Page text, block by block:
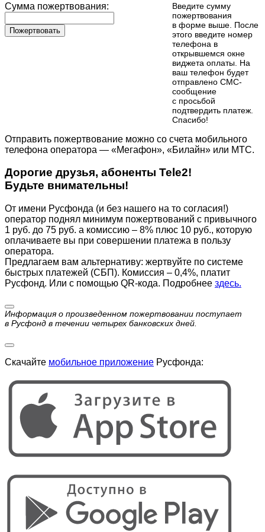
Сумма пожертвования:
Пожертвовать
Введите сумму
пожертвования
в форме выше. После
этого введите номер
телефона в
открывшемся окне
виджета оплаты. На
ваш телефон будет
отправлено СМС-
сообщение
с просьбой
подтвердить платеж.
Cпасибо!
Отправить пожертвование можно со счета мобильного
телефона оператора — «Мегафон», «Билайн» или МТС.
Дорогие друзья, абоненты Tele2!
Будьте внимательны!
От имени Русфонда (и без нашего на то согласия!)
оператор поднял минимум пожертвований с привычного
1 руб. до 75 руб. а комиссию – 8% плюс 10 руб., которую
оплачиваете вы при совершении платежа в пользу
оператора.
Предлагаем вам альтернативу: жертвуйте по cистеме
быстрых платежей (СБП). Комиссия – 0,4%, платит
Русфонд. Или с помощью QR-кода. Подробнее здесь.
Информация о произведенном пожертвовании поступает
в Русфонд в течении четырех банковских дней.
Скачайте мобильное приложение Русфонда: